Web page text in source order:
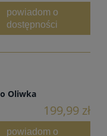
powiadom o
dostępności
Oliwka
199,99 zł
powiadom o